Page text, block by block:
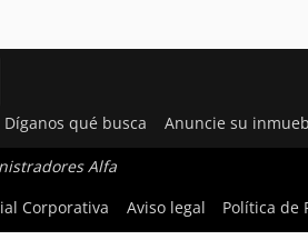
Díganos qué busca Anuncie su
Alfa
Corporativa
Aviso legal Política de